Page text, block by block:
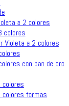
a 2 colores
colores
Violeta a 2 colores
con pan de oro
colores
colores formas